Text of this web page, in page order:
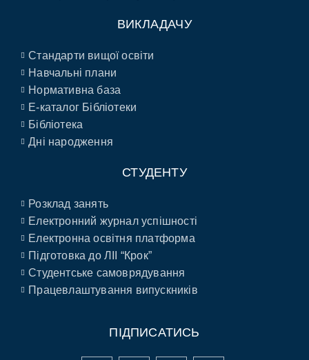
ВИКЛАДАЧУ
Стандарти вищої освіти
Навчальні плани
Нормативна база
E-каталог Бібліотеки
Бібліотека
Дні народження
СТУДЕНТУ
Розклад занять
Електронний журнал успішності
Електронна освітня платформа
Підготовка до ЛІІ “Крок”
Студентське самоврядування
Працевлаштування випускників
ПІДПИСАТИСЬ